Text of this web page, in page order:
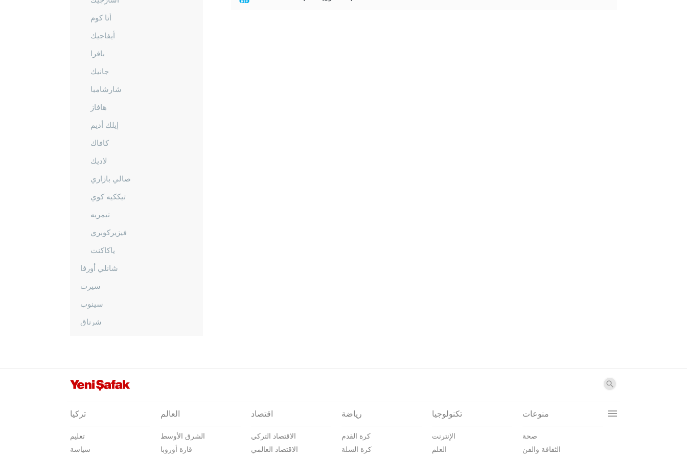
أتا كوم
أيفاجيك
بافرا
جانيك
شارشامبا
هافاز
إيلك أديم
كافاك
لاديك
صالي بازاري
تيككيه كوي
تيمريه
فيزيركوبري
ياكاكنت
شانلي أورفا
سيرت
سينوب
شرناق
طرابزون
طونجالي
فان
تركيا
تعليم
سياسة
العالم
الشرق الأوسط
قارة أوروبا
اقتصاد
الاقتصاد التركي
الاقتصاد العالمي
رياضة
كرة القدم
كرة السلة
تكنولوجيا
الإنترنت
العلم
منوعات
صحة
الثقافة والفن